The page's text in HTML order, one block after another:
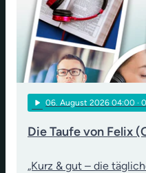
play_arrow 06. August 2026 04:00 ·
Die Taufe von Felix
„Kurz & gut – die